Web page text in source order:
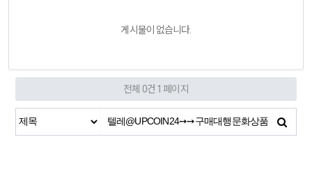
게시물이 없습니다.
전체 0건 1 페이지